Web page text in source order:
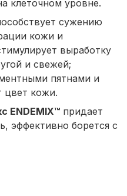
клеточном уровне.
сужению
кожи и
выработку
и свежей;
пятнами и
цвет кожи.
ENDEMIX™ придает
эффективно борется с